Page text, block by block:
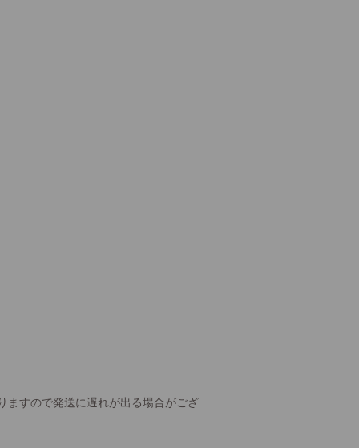
ますので発送に遅れが出る場合がござ